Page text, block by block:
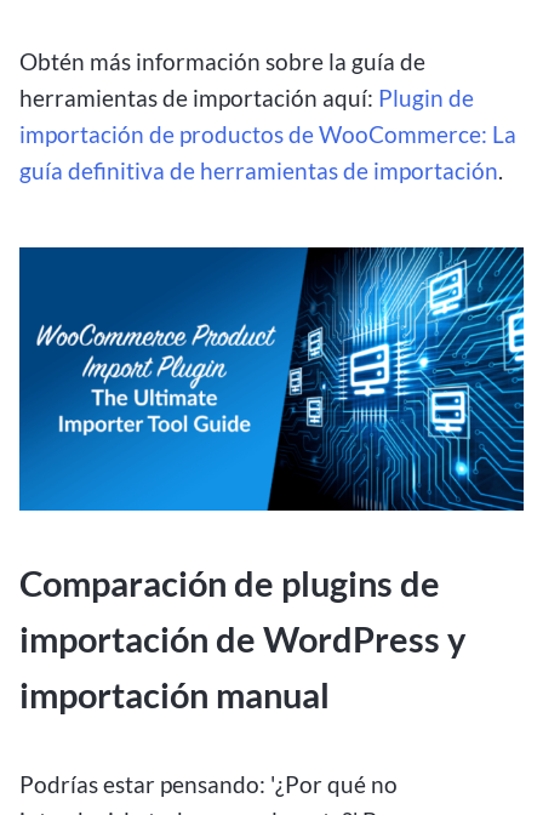
Obtén más información sobre la guía de
herramientas de importación aquí: Plugin de
importación de productos de WooCommerce: La
guía definitiva de herramientas de importación.
Comparación de plugins de
importación de WordPress y
importación manual
Podrías estar pensando: '¿Por qué no